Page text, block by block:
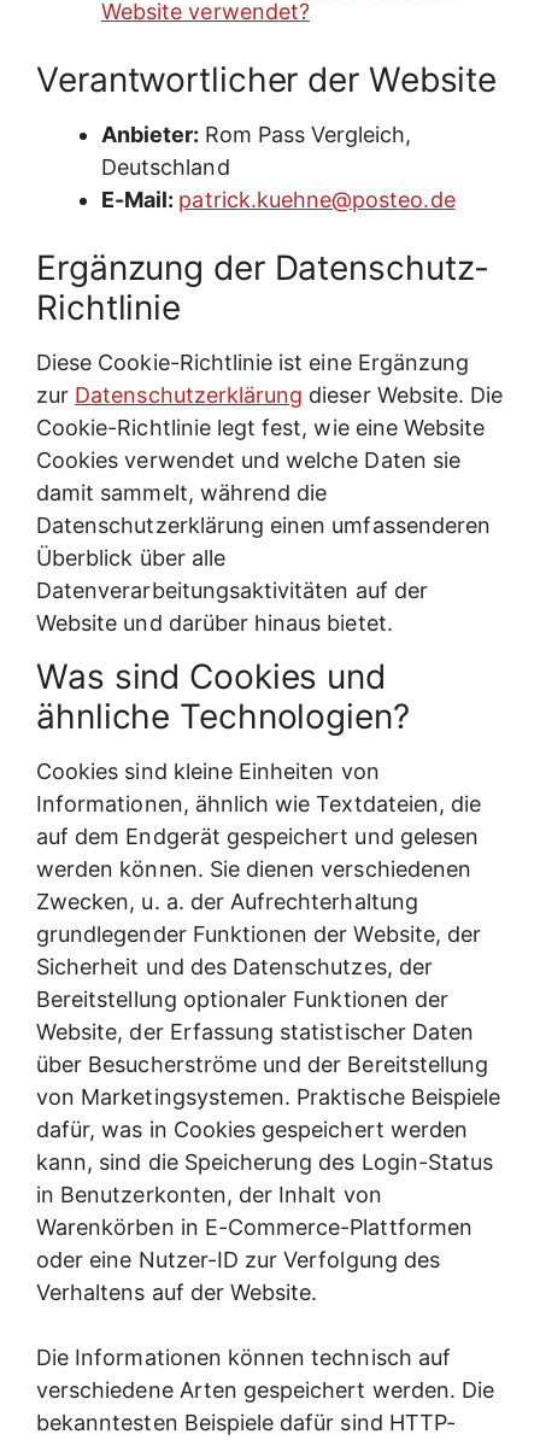
Website verwendet?
Verantwortlicher der Website
Anbieter: Rom Pass Vergleich,
Deutschland
E-Mail: patrick.kuehne@posteo.de
Ergänzung der Datenschutz-
Richtlinie
Diese Cookie-Richtlinie ist eine Ergänzung
zur Datenschutzerklärung dieser Website. Die
Cookie-Richtlinie legt fest, wie eine Website
Cookies verwendet und welche Daten sie
damit sammelt, während die
Datenschutzerklärung einen umfassenderen
Überblick über alle
Datenverarbeitungsaktivitäten auf der
Website und darüber hinaus bietet.
Was sind Cookies und
ähnliche Technologien?
Cookies sind kleine Einheiten von
Informationen, ähnlich wie Textdateien, die
auf dem Endgerät gespeichert und gelesen
werden können. Sie dienen verschiedenen
Zwecken, u. a. der Aufrechterhaltung
grundlegender Funktionen der Website, der
Sicherheit und des Datenschutzes, der
Bereitstellung optionaler Funktionen der
Website, der Erfassung statistischer Daten
über Besucherströme und der Bereitstellung
von Marketingsystemen. Praktische Beispiele
dafür, was in Cookies gespeichert werden
kann, sind die Speicherung des Login-Status
in Benutzerkonten, der Inhalt von
Warenkörben in E-Commerce-Plattformen
oder eine Nutzer-ID zur Verfolgung des
Verhaltens auf der Website.
Die Informationen können technisch auf
verschiedene Arten gespeichert werden. Die
bekanntesten Beispiele dafür sind HTTP-